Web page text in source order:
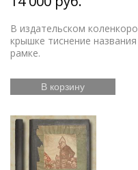
В издательском
крышке тиснение
рамке.
В корзину